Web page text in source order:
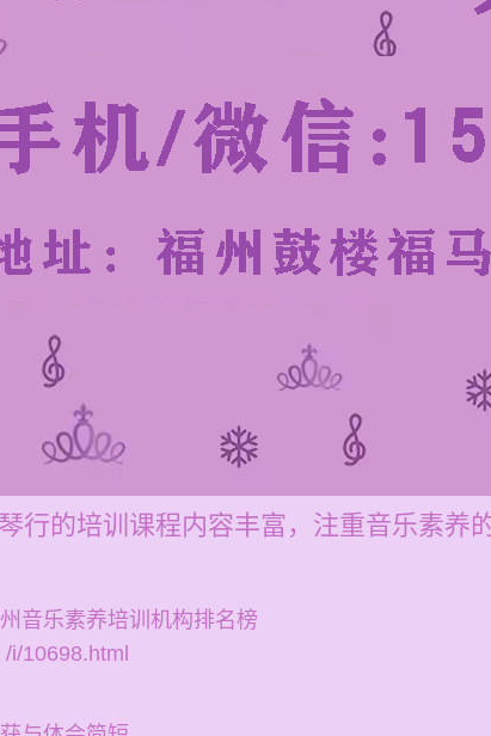
行的培训课程内容丰富，注重音乐素养
音乐素养培训机构排名榜
/i/10698.html